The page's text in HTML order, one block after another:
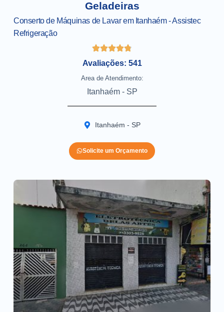
Geladeiras
Conserto de Máquinas de Lavar em Itanhaém - Assistec
Refrigeração
Avaliações: 541
Area de Atendimento:
Itanhaém - SP
Itanhaém - SP
Solicite um Orçamento